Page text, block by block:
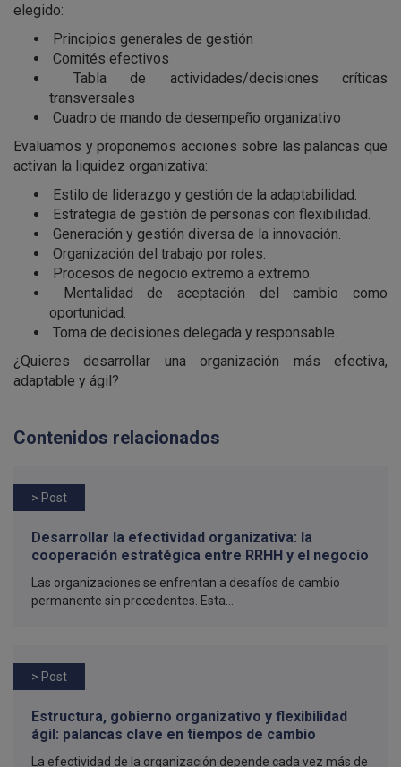
elegido:
Principios generales de gestión
Comités efectivos
Tabla de actividades/decisiones críticas
transversales
Cuadro de mando de desempeño organizativo
Evaluamos y proponemos acciones sobre las palancas que
activan la liquidez organizativa:
Estilo de liderazgo y gestión de la adaptabilidad.
Estrategia de gestión de personas con flexibilidad.
Generación y gestión diversa de la innovación.
Organización del trabajo por roles.
Procesos de negocio extremo a extremo.
Mentalidad de aceptación del cambio como
oportunidad.
Toma de decisiones delegada y responsable.
¿Quieres desarrollar una organización más efectiva,
adaptable y ágil?
Contenidos relacionados
> Post
Desarrollar la efectividad organizativa: la
cooperación estratégica entre RRHH y el negocio
Las organizaciones se enfrentan a desafíos de cambio
permanente sin precedentes. Esta...
> Post
Estructura, gobierno organizativo y flexibilidad
ágil: palancas clave en tiempos de cambio
La efectividad de la organización depende cada vez más de